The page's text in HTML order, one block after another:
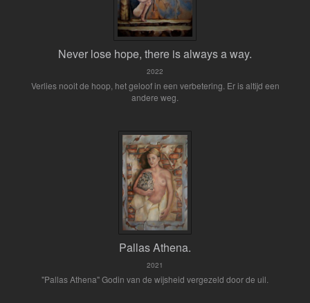
Never lose hope, there is always a way.
2022
Verlies nooit de hoop, het geloof in een verbetering. Er is altijd een
andere weg.
Pallas Athena.
2021
"Pallas Athena" Godin van de wijsheid vergezeld door de uil.